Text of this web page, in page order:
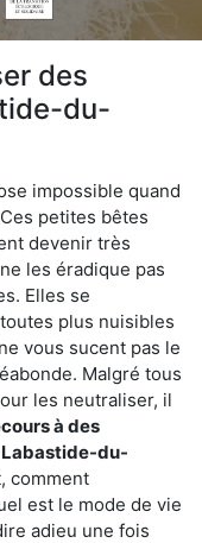
des
du-
impossible quand
petites bêtes
devenir très
les éradique pas
Elles se
plus nuisibles
vous sucent pas le
Malgré tous
les neutraliser, il
à des
du-
comment
est le mode de vie
adieu une fois